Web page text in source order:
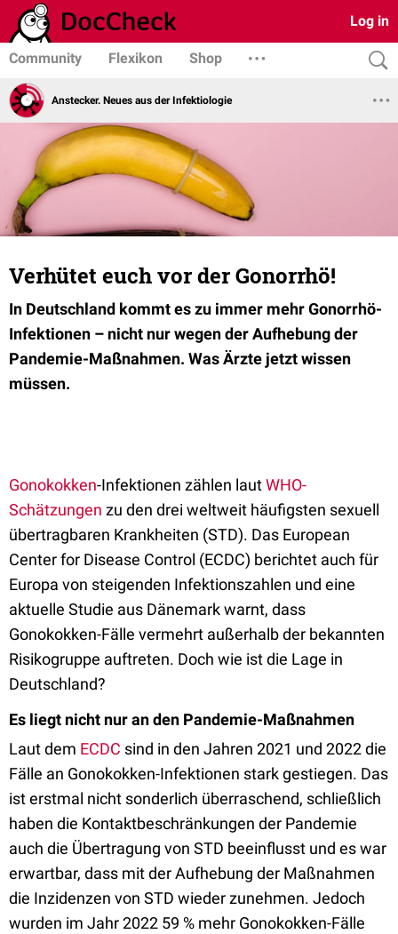
Log in
Community Flexikon Shop
Anstecker. Neues aus der Infektiologie
Verhütet euch vor der Gonorrhö!
In Deutschland kommt es zu immer mehr Gonorrhö-
Infektionen – nicht nur wegen der Aufhebung der
Pandemie-Maßnahmen. Was Ärzte jetzt wissen
müssen.
Gonokokken-Infektionen zählen lautWHO-
Schätzungen zu den drei weltweit häufigsten sexuell
übertragbaren Krankheiten (STD). Das European
Center for Disease Control (ECDC) berichtet auch für
Europa von steigenden Infektionszahlen und eine
aktuelle Studie aus Dänemark warnt, dass
Gonokokken-Fälle vermehrt außerhalb der bekannten
Risikogruppe auftreten. Doch wie ist die Lage in
Deutschland?
Es liegt nicht nur an den Pandemie-Maßnahmen
Laut dem ECDC sind in den Jahren 2021 und 2022 die
Fälle an Gonokokken-Infektionen stark gestiegen. Das
ist erstmal nicht sonderlich überraschend, schließlich
haben die Kontaktbeschränkungen der Pandemie
auch die Übertragung von STD beeinflusst und es war
erwartbar, dass mit der Aufhebung der Maßnahmen
die Inzidenzen von STD wieder zunehmen. Jedoch
wurden im Jahr 2022 59 % mehr Gonokokken-Fälle